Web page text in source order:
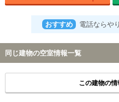
おすすめ 電話ならや
同じ建物の空室情報一覧
この建物の